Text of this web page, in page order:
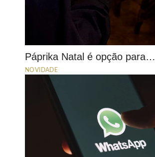
Páprika Natal é opção para…
NOVIDADE